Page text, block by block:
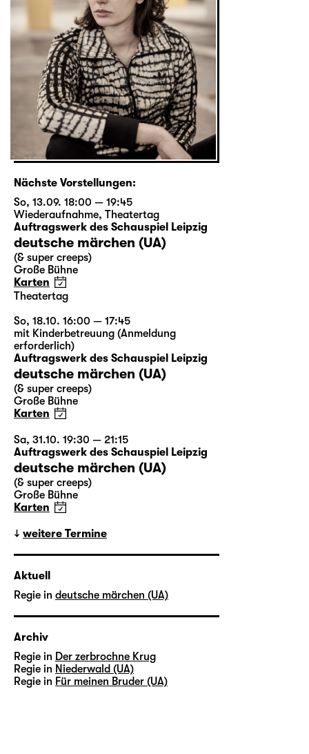
Nächste Vorstellungen:
So, 13.09. 18:00 — 19:45
Wiederaufnahme, Theatertag
Auftragswerk des Schauspiel Leipzig
deutsche märchen (UA)
(& super creeps)
Große Bühne
Karten
Theatertag
So, 18.10. 16:00 — 17:45
mit Kinderbetreuung (Anmeldung
erforderlich)
Auftragswerk des Schauspiel Leipzig
deutsche märchen (UA)
(& super creeps)
Große Bühne
Karten
Sa, 31.10. 19:30 — 21:15
Auftragswerk des Schauspiel Leipzig
deutsche märchen (UA)
(& super creeps)
Große Bühne
Karten
weitere Termine
Aktuell
Regie in deutsche märchen (UA)
Archiv
Regie in Der zerbrochne Krug
Regie in Niederwald (UA)
Regie in Für meinen Bruder (UA)